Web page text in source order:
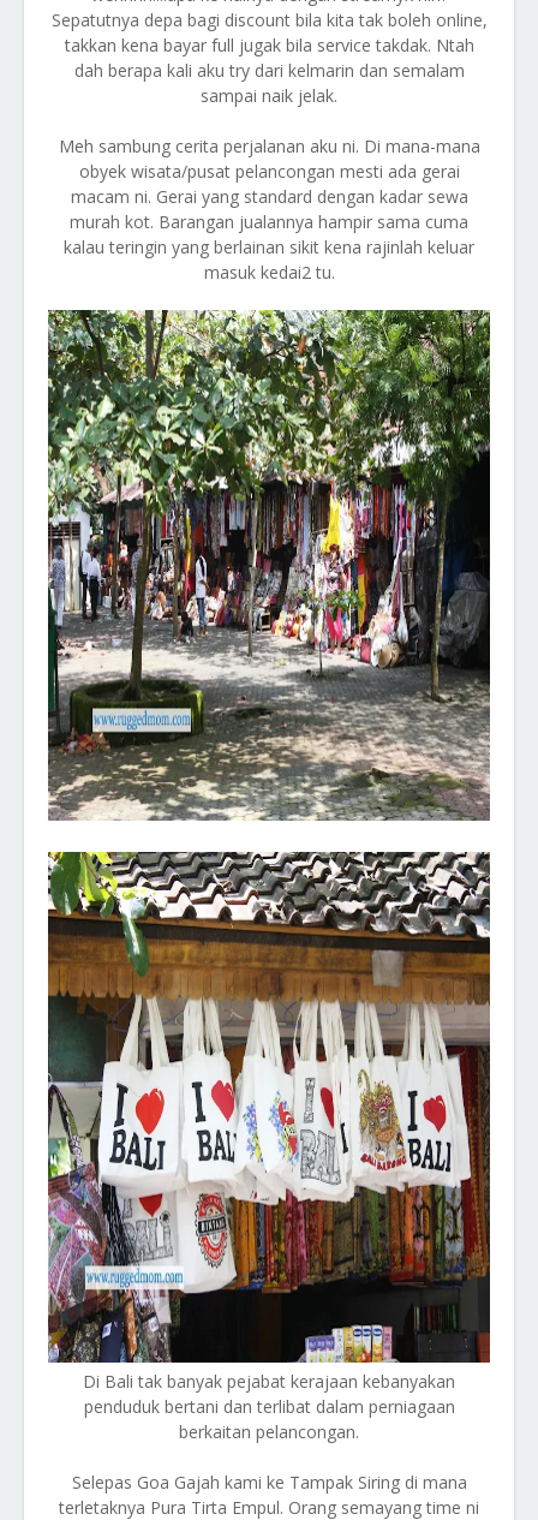
Sepatutnya depa bagi discount bila kita tak boleh online,
takkan kena bayar full jugak bila service takdak. Ntah
dah berapa kali aku try dari kelmarin dan semalam
sampai naik jelak.
Meh sambung cerita perjalanan aku ni. Di mana-mana
obyek wisata/pusat pelancongan mesti ada gerai
macam ni. Gerai yang standard dengan kadar sewa
murah kot. Barangan jualannya hampir sama cuma
kalau teringin yang berlainan sikit kena rajinlah keluar
masuk kedai2 tu.
Di Bali tak banyak pejabat kerajaan kebanyakan
penduduk bertani dan terlibat dalam perniagaan
berkaitan pelancongan.
Selepas Goa Gajah kami ke Tampak Siring di mana
terletaknya Pura Tirta Empul. Orang semayang time ni